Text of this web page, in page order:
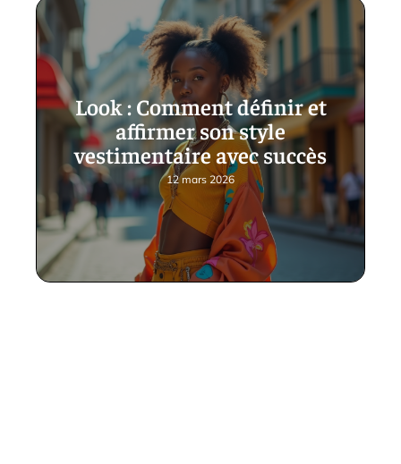
Look : Comment définir et
affirmer son style
vestimentaire avec succès
12 mars 2026